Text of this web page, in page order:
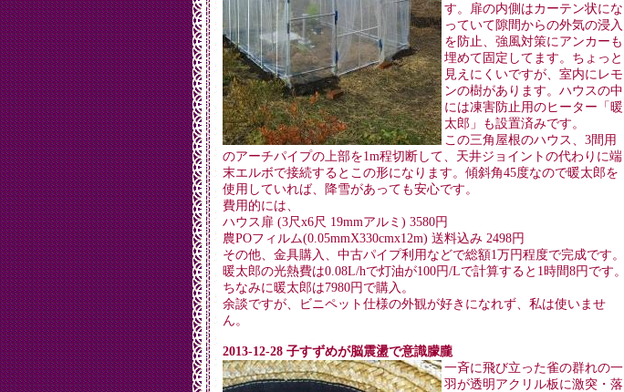
す。扉の内側はカーテン状にな
っていて隙間からの外気の浸入
を防止、強風対策にアンカーも
埋めて固定してます。ちょっと
見えにくいですが、室内にレモ
ンの樹があります。ハウスの中
には凍害防止用のヒーター「暖
太郎」も設置済みです。
この三角屋根のハウス、3間用
のアーチパイプの上部を1m程切断して、天井ジョイントの代わりに端
末エルボで接続するとこの形になります。傾斜角45度なので暖太郎を
使用していれば、降雪があっても安心です。
費用的には、
ハウス扉 (3尺x6尺 19mmアルミ) 3580円
農POフィルム(0.05mmX330cmx12m) 送料込み 2498円
その他、金具購入、中古パイプ利用などで総額1万円程度で完成です。
暖太郎の光熱費は0.08L/hで灯油が100円/Lで計算すると1時間8円です。
ちなみに暖太郎は7980円で購入。
余談ですが、ビニペット仕様の外観が好きになれず、私は使いませ
ん。
2013-12-28 子すずめが脳震盪で意識朦朧
一斉に飛び立った雀の群れの一
羽が透明アクリル板に激突・落